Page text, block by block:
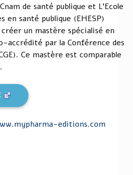
de santé publique et L'Ecole
en santé publique (EHESP)
un mastère spécialisé en
accrédité par la Conférence des
Ce mastère est comparable
editions.com